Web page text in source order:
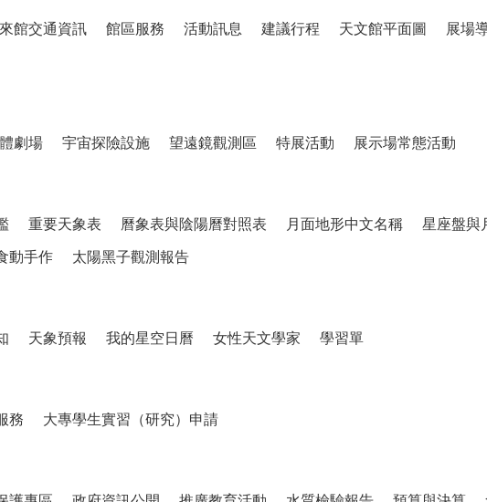
來館交通資訊 館區服務 活動訊息 建議行程 天文館平面圖 展場
劇場 宇宙探險設施 望遠鏡觀測區 特展活動 展示場常態活動
重要天象表 曆象表與陰陽曆對照表 月面地形中文名稱 星座盤與
動手作 太陽黑子觀測報告
天象預報 我的星空日曆 女性天文學家 學習單
務 大專學生實習（研究）申請